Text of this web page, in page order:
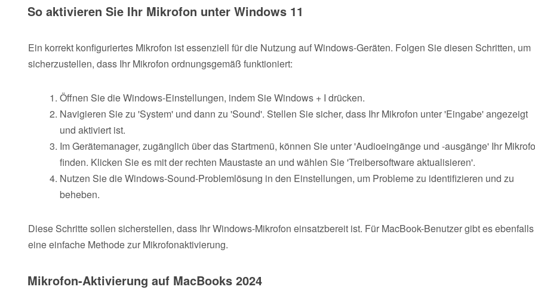
So aktivieren Sie Ihr Mikrofon unter Windows 11
Ein korrekt konfiguriertes Mikrofon ist essenziell für die Nutzung auf Windows-Geräten. Folgen Sie diesen Schritten, um
sicherzustellen, dass Ihr Mikrofon ordnungsgemäß funktioniert:
Öffnen Sie die Windows-Einstellungen, indem Sie Windows + I drücken.
Navigieren Sie zu 'System' und dann zu 'Sound'. Stellen Sie sicher, dass Ihr Mikrofon unter 'Eingabe' angezeigt
und aktiviert ist.
Im Gerätemanager, zugänglich über das Startmenü, können Sie unter 'Audioeingänge und -ausgänge' Ihr
finden. Klicken Sie es mit der rechten Maustaste an und wählen Sie 'Treibersoftware aktualisieren'.
Nutzen Sie die Windows-Sound-Problemlösung in den Einstellungen, um Probleme zu identifizieren und zu
beheben.
Diese Schritte sollen sicherstellen, dass Ihr Windows-Mikrofon einsatzbereit ist. Für MacBook-Benutzer gibt es ebenfalls
eine einfache Methode zur Mikrofonaktivierung.
Mikrofon-Aktivierung auf MacBooks 2024